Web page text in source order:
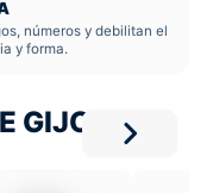
números y debilitan el
y forma.
GIJON